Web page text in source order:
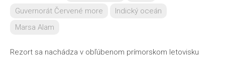
Guvernorát Červené more
Indický oceán
Marsa Alam
Rezort sa nachádza v obľúbenom prímorskom letovisku